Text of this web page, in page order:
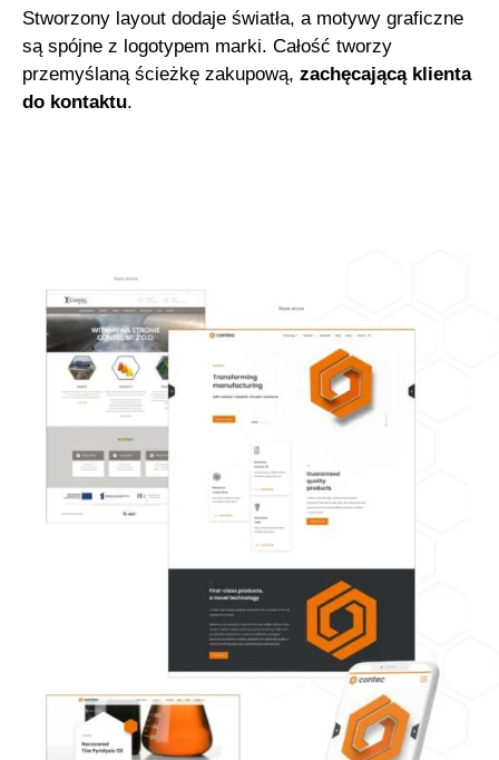
Stworzony layout dodaje światła, a motywy graficzne
są spójne z logotypem marki. Całość tworzy
przemyślaną ścieżkę zakupową,zachęcającą klienta
do kontaktu.